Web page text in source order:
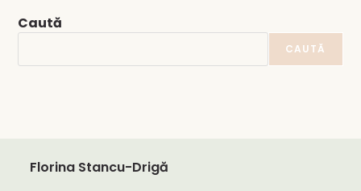
Caută
CAUTĂ
Florina Stancu-Drigă